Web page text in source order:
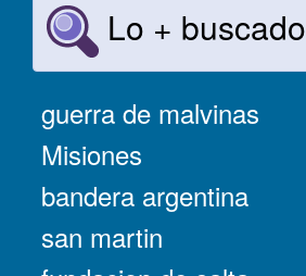
Lo + buscado
guerra de malvinas
Misiones
bandera argentina
san martin